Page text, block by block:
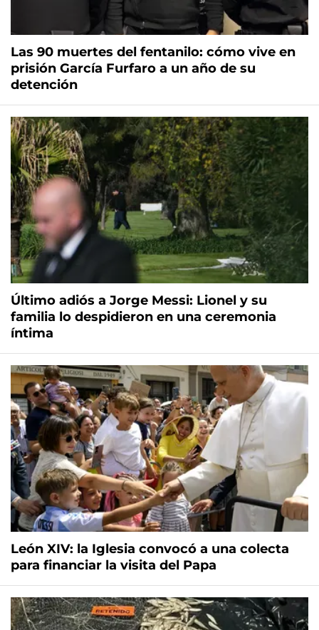
Las 90 muertes del fentanilo: cómo vive en
prisión García Furfaro a un año de su
detención
Último adiós a Jorge Messi: Lionel y su
familia lo despidieron en una ceremonia
íntima
León XIV: la Iglesia convocó a una colecta
para financiar la visita del Papa